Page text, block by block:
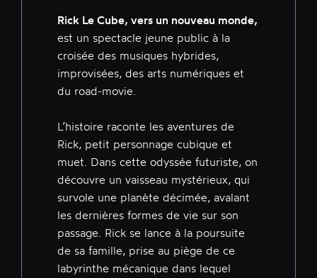
Rick Le Cube, vers un nouveau monde,
est un spectacle jeune public à la
croisée des musiques hybrides,
improvisées, des arts numériques et
du road-movie.
L’histoire raconte les aventures de
Rick, petit personnage cubique et
muet. Dans cette odyssée futuriste, on
découvre un vaisseau mystérieux, qui
survole une planète décimée, avalant
les dernières formes de vie sur son
passage. Rick se lance à la poursuite
de sa famille, prise au piège de ce
labyrinthe mécanique dans lequel